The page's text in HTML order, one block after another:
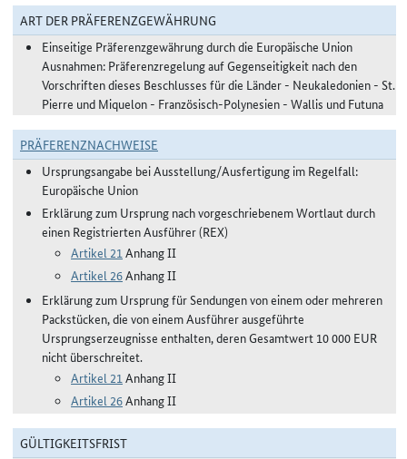
ART DER PRÄFERENZGEWÄHRUNG
Einseitige Präferenzgewährung durch die Europäische Union
Ausnahmen: Präferenzregelung auf Gegenseitigkeit nach den
Vorschriften dieses Beschlusses für die Länder - Neukaledonien - St.
Pierre und Miquelon - Französisch-Polynesien - Wallis und Futuna
PRÄFERENZNACHWEISE
Ursprungsangabe bei Ausstellung/Ausfertigung im Regelfall:
Europäische Union
Erklärung zum Ursprung nach vorgeschriebenem Wortlaut durch
einen Registrierten Ausführer (REX)
Artikel 21Anhang II
Artikel 26Anhang II
Erklärung zum Ursprung für Sendungen von einem oder mehreren
Packstücken, die von einem Ausführer ausgeführte
Ursprungserzeugnisse enthalten, deren Gesamtwert 10 000 EUR
nicht überschreitet.
Artikel 21Anhang II
Artikel 26Anhang II
GÜLTIGKEITSFRIST